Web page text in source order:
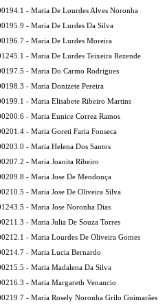
- Maria De Lourdes Alves Noronha
- Maria De Lurdes Da Silva
- Maria De Lurdes Moreira
- Maria De Lurdes Teixeira Rezende
- Maria Do Carmo Rodrigues
- Maria Donizete Pereira
- Maria Elisabete Ribeiro Martins
- Maria Eunice Correa Ramos
- Maria Goreti Faria Fonseca
- Maria Helena Dos Santos
- Maria Joanita Ribeiro
- Maria Jose De Mendonça
- Maria Jose De Oliveira Silva
- Maria Jose Noronha Dias
- Maria Julia De Souza Torres
- Maria Lourdes De Oliveira Gomes
- Maria Lucia Bernardo
- Maria Madalena Da Silva
- Maria Margareth Venancio
- Maria Rosely Noronha Grilo Guimarães